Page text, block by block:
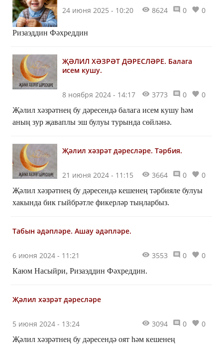
24 июня 2025 - 10:20 8624 0 0
Ризаэддин Фәхреддин
ҖӘЛИЛ ХӘЗРӘТ ДӘРЕСЛӘРЕ. Балага
исем кушу.
8 ноября 2024 - 14:17 3773 0 0
Җәлил хәзрәтнең бу дәресендә балага исем кушу һәм
аның зур җаваплы эш булуы турында сөйләнә.
Җәлил хәзрәт дәресләре. Тәрбия.
21 июня 2024 - 11:15 3664 0 0
Җәлил хәзрәтнең бу дәресендә кешенең тәрбияле булуы
хакында бик гыйбрәтле фикерләр тыңларбыз.
Табын әдәпләре. Ашау әдәпләре.
6 июня 2024 - 11:21 3553 0 0
Каюм Насыйри, Ризаэддин Фәхреддин.
Җәлил хәзрәт дәресләре
5 июня 2024 - 13:24 3094 0 0
Җәлил хәзрәтнең бу дәресендә оят һәм кешенең